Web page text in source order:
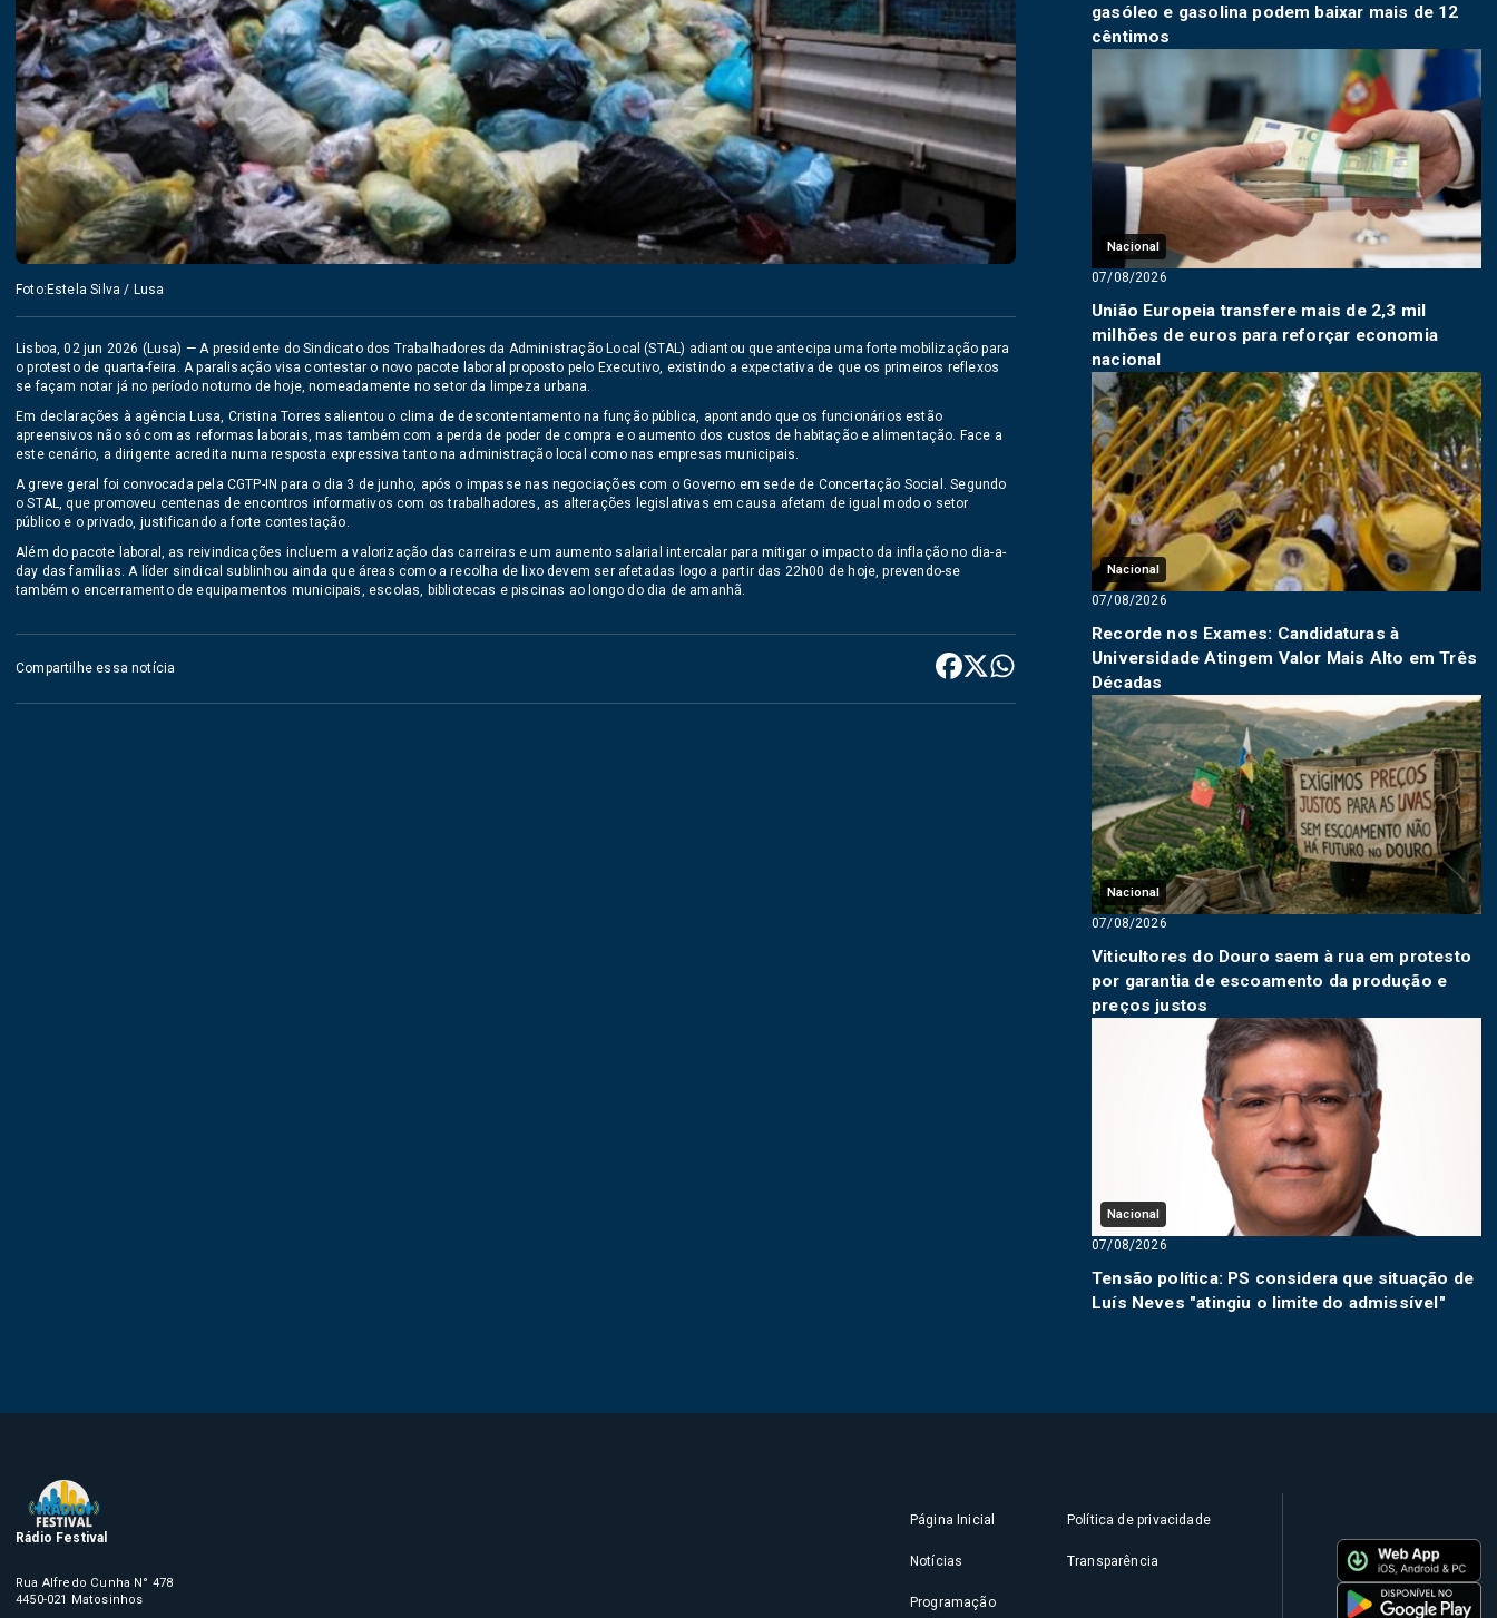
Foto:Estela Silva / Lusa
Lisboa, 02 jun 2026 (Lusa) — A presidente do Sindicato dos Trabalhadores da Administração Local (STAL) adiantou que antecipa uma forte mobilização para
o protesto de quarta-feira. A paralisação visa contestar o novo pacote laboral proposto pelo Executivo, existindo a expectativa de que os primeiros reflexos
se façam notar já no período noturno de hoje, nomeadamente no setor da limpeza urbana.
Em declarações à agência Lusa, Cristina Torres salientou o clima de descontentamento na função pública, apontando que os funcionários estão
apreensivos não só com as reformas laborais, mas também com a perda de poder de compra e o aumento dos custos de habitação e alimentação. Face a
este cenário, a dirigente acredita numa resposta expressiva tanto na administração local como nas empresas municipais.
A greve geral foi convocada pela CGTP-IN para o dia 3 de junho, após o impasse nas negociações com o Governo em sede de Concertação Social. Segundo
o STAL, que promoveu centenas de encontros informativos com os trabalhadores, as alterações legislativas em causa afetam de igual modo o setor
público e o privado, justificando a forte contestação.
Além do pacote laboral, as reivindicações incluem a valorização das carreiras e um aumento salarial intercalar para mitigar o impacto da inflação no dia-a-
day das famílias. A líder sindical sublinhou ainda que áreas como a recolha de lixo devem ser afetadas logo a partir das 22h00 de hoje, prevendo-se
também o encerramento de equipamentos municipais, escolas, bibliotecas e piscinas ao longo do dia de amanhã.
Compartilhe essa notícia
gasóleo e gasolina podem baixar mais de 12
cêntimos
Nacional
07/08/2026
União Europeia transfere mais de 2,3 mil
milhões de euros para reforçar economia
nacional
Nacional
07/08/2026
Recorde nos Exames: Candidaturas à
Universidade Atingem Valor Mais Alto em Três
Décadas
Nacional
07/08/2026
Viticultores do Douro saem à rua em protesto
por garantia de escoamento da produção e
preços justos
Nacional
07/08/2026
Tensão política: PS considera que situação de
Luís Neves "atingiu o limite do admissível"
Rádio Festival
Rua Alfredo Cunha N° 478
4450-021 Matosinhos
Página Inicial
Notícias
Programação
Política de privacidade
Transparência